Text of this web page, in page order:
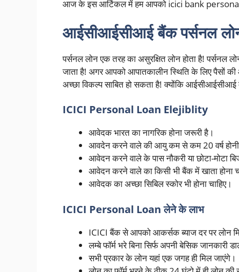
आज के इस आर्टिकल में हम आपको icici bank personal
आईसीआईसीआई बैंक पर्सनल
पर्सनल लोन एक तरह का असुरक्षित लोन होता है! पर्सनल
जाता है! अगर आपको आपातकालीन स्थिति के लिए पैसों
अच्छा विकल्प साबित हो सकता है! क्योंकि
ICICI Personal Loan Elejiblity
आवेदक भारत का नागरिक होना जरूरी है।
आवदेन करने वाले की आयु कम से कम 20 वर्ष होनी
आवेदन करने वाले के पास नौकरी या छोटा-मोटा
आवेदन करने वाले का किसी भी बैंक में खाता होना
आवेदक का अच्छा सिबिल स्कोर भी होना चाहिए।
ICICI Personal Loan लेने के लाभ
ICICI बैंक से आपको आकर्सक ब्याज दर पर लोन
लम्बे फॉर्म भरे बिना सिर्फ अपनी बेसिक जानकारी
सभी प्रकार के लोन यहां एक जगह ही मिल जाएंगे।